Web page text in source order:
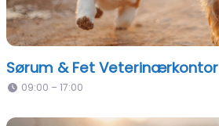
Sørum & Fet Veterinærkontor
09:00 – 17:00